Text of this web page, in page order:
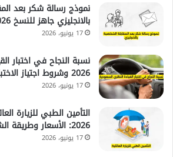
نموذج رسالة شكر بعد
بالانجليزي جاهز للنسخ 2026
17 يونيو، 2026
نسبة النجاح في اختبار
2026 وشروط اجتياز الاختبار
17 يونيو، 2026
التأمين الطبي للزيارة
2026: الأسعار وطريقة الشراء
17 يونيو، 2026